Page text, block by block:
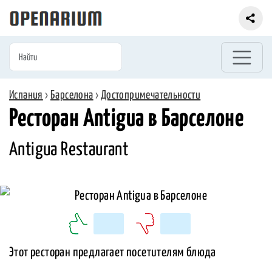
Испания › Барселона › Достопримечательности
Ресторан Antigua в Барселоне
Antigua Restaurant
Этот ресторан предлагает посетителям блюда